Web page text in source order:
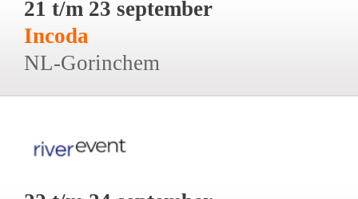
21 t/m 23 september
Incoda
NL-Gorinchem